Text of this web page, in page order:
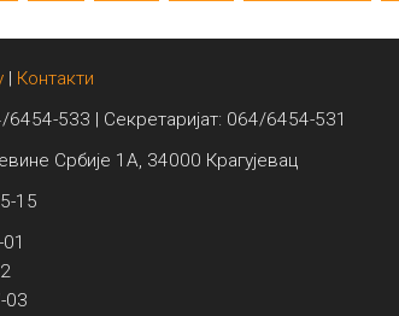
| Контакти
533 | Секретаријат: 064/6454-531
Србије 1А, 34000 Крагујевац
15
03